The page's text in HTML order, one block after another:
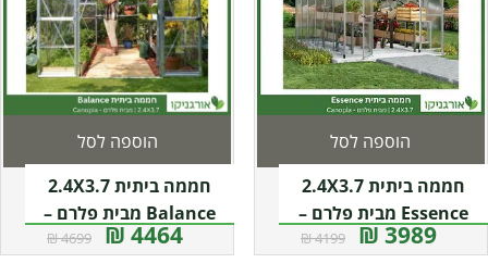
חממה ביתית 2.4X3.7
Essence מבית פלרם –
Canopia
3989 ₪
4199 ₪
הוספה לסל
חממה ביתית 2.4X3.7
Balance מבית פלרם –
Canopia
4464 ₪
4699 ₪
הוספה לסל